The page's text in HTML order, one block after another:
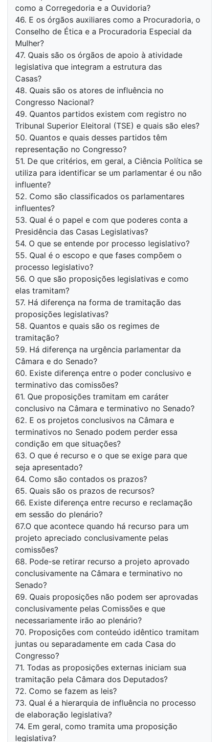
como a Corregedoria e a Ouvidoria?
46. E os órgãos auxiliares como a Procuradoria, o
Conselho de Ética e a Procuradoria Especial da
Mulher?
47. Quais são os órgãos de apoio à atividade
legislativa que integram a estrutura das
Casas?
48. Quais são os atores de influência no
Congresso Nacional?
49. Quantos partidos existem com registro no
Tribunal Superior Eleitoral (TSE) e quais são eles?
50. Quantos e quais desses partidos têm
representação no Congresso?
51. De que critérios, em geral, a Ciência Política se
utiliza para identificar se um parlamentar é ou não
influente?
52. Como são classificados os parlamentares
influentes?
53. Qual é o papel e com que poderes conta a
Presidência das Casas Legislativas?
54. O que se entende por processo legislativo?
55. Qual é o escopo e que fases compõem o
processo legislativo?
56. O que são proposições legislativas e como
elas tramitam?
57. Há diferença na forma de tramitação das
proposições legislativas?
58. Quantos e quais são os regimes de
tramitação?
59. Há diferença na urgência parlamentar da
Câmara e do Senado?
60. Existe diferença entre o poder conclusivo e
terminativo das comissões?
61. Que proposições tramitam em caráter
conclusivo na Câmara e terminativo no Senado?
62. E os projetos conclusivos na Câmara e
terminativos no Senado podem perder essa
condição em que situações?
63. O que é recurso e o que se exige para que
seja apresentado?
64. Como são contados os prazos?
65. Quais são os prazos de recursos?
66. Existe diferença entre recurso e reclamação
em sessão do plenário?
67.O que acontece quando há recurso para um
projeto apreciado conclusivamente pelas
comissões?
68. Pode-se retirar recurso a projeto aprovado
conclusivamente na Câmara e terminativo no
Senado?
69. Quais proposições não podem ser aprovadas
conclusivamente pelas Comissões e que
necessariamente irão ao plenário?
70. Proposições com conteúdo idêntico tramitam
juntas ou separadamente em cada Casa do
Congresso?
71. Todas as proposições externas iniciam sua
tramitação pela Câmara dos Deputados?
72. Como se fazem as leis?
73. Qual é a hierarquia de influência no processo
de elaboração legislativa?
74. Em geral, como tramita uma proposição
legislativa?